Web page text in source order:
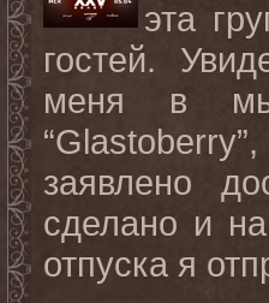
эта
гостей.
меня в
заявлено
сделано и
отпуска я